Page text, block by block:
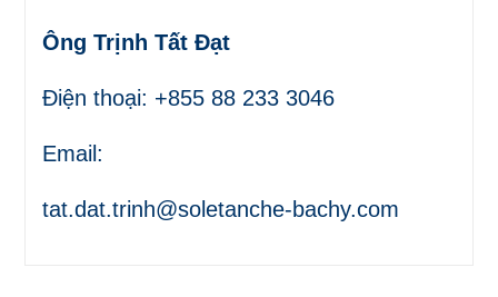
Ông Trịnh Tất Đạt
Điện thoại: +855 88 233 3046
Email:
tat.dat.trinh@soletanche-bachy.com